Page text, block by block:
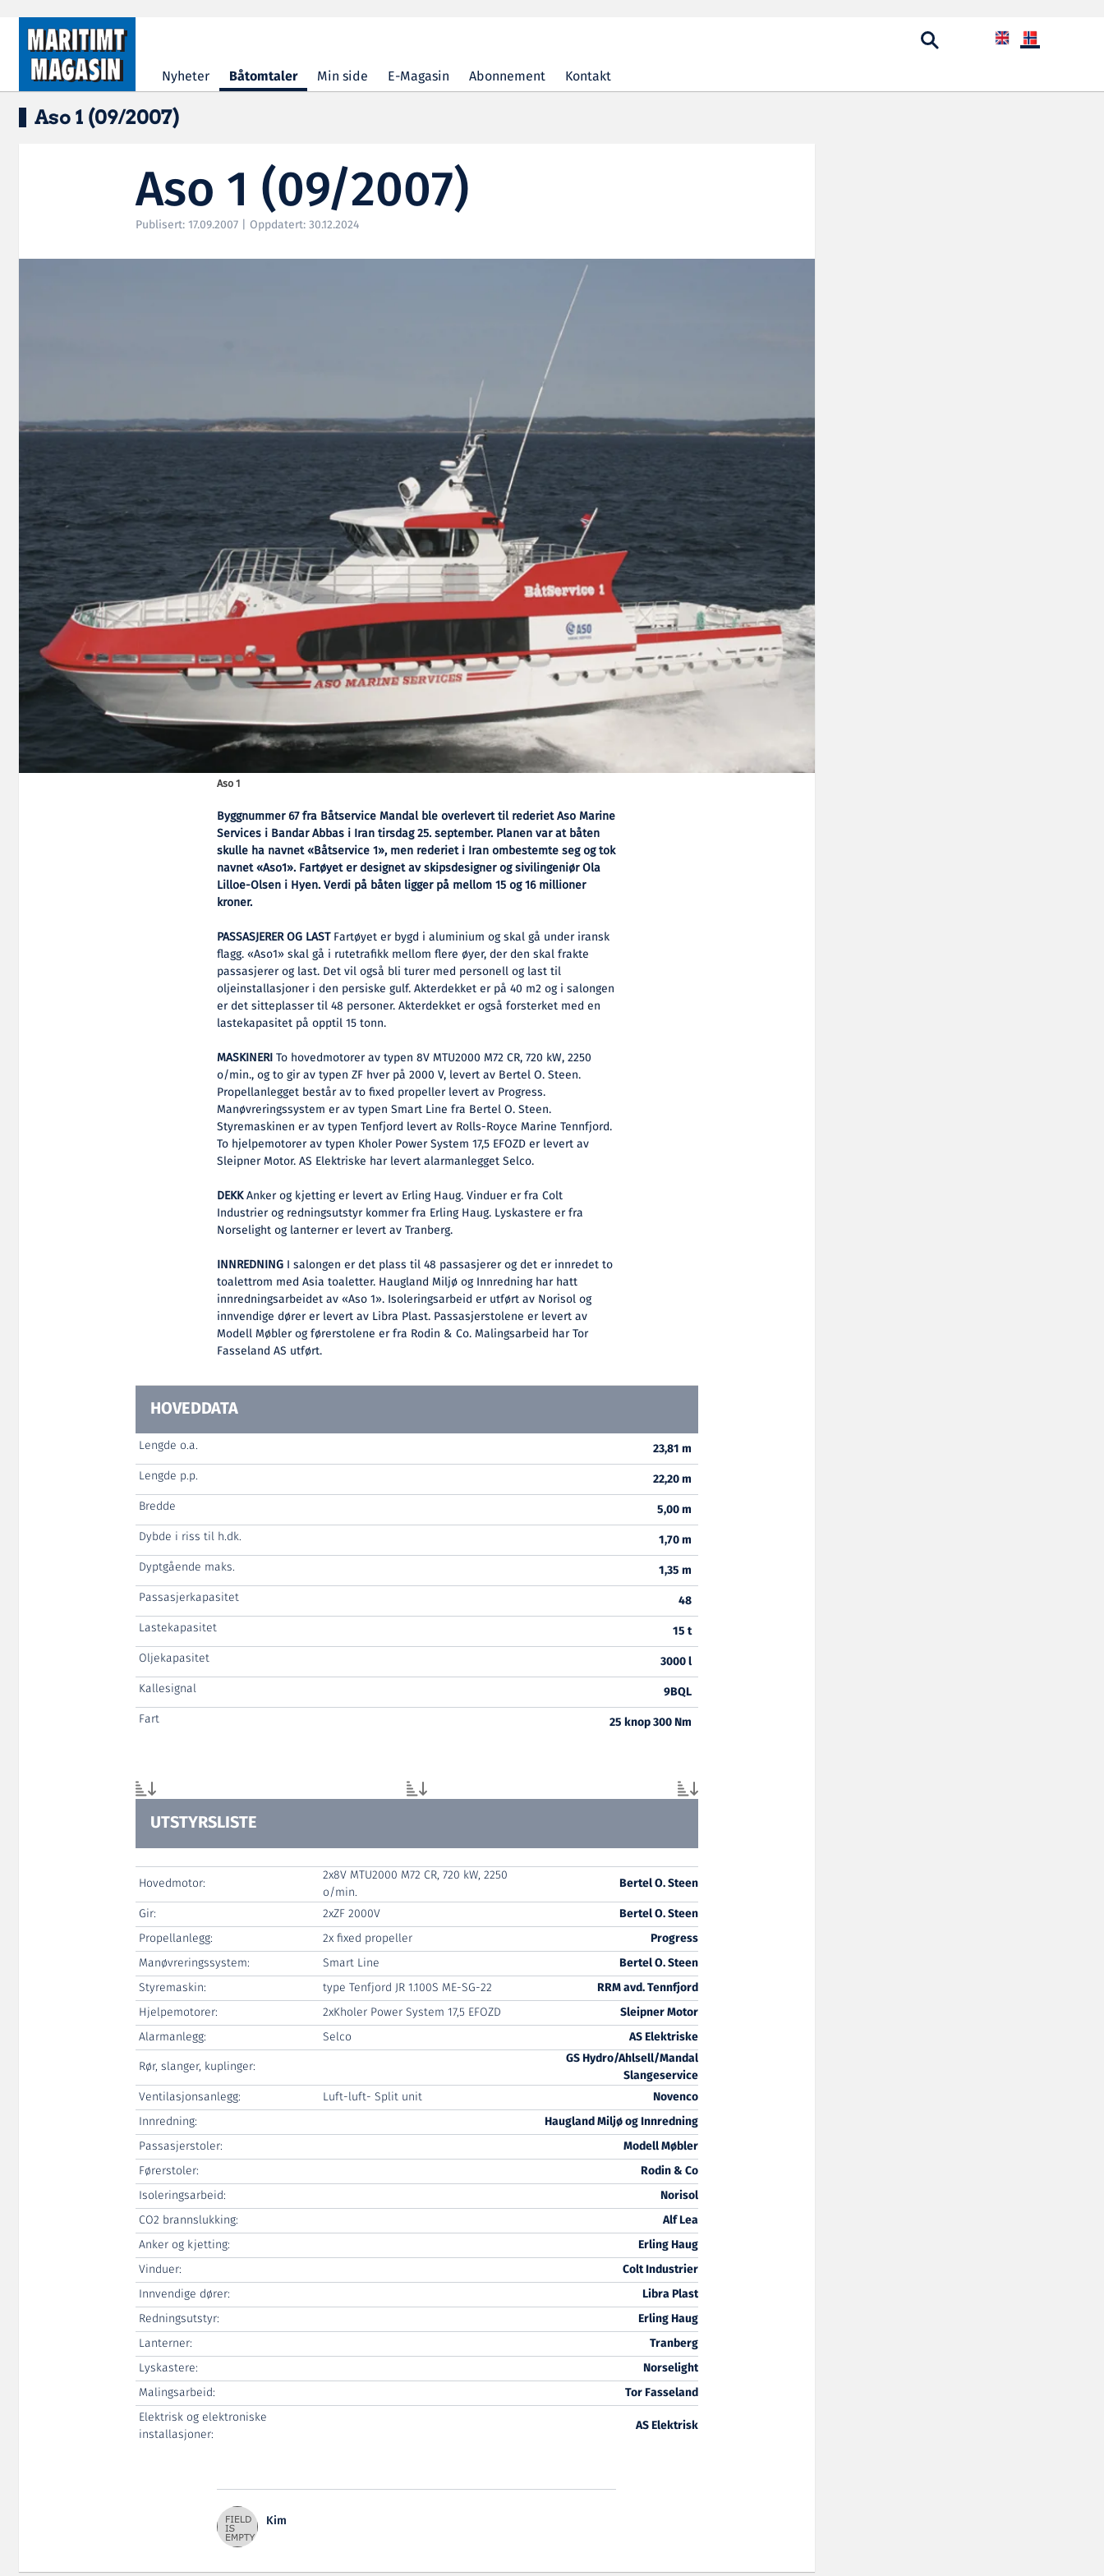
Hopp til hovedinnhold
Nyheter Båtomtaler Min side E-Magasin Abonnement Kontakt
Aso 1 (09/2007)
Aso 1 (09/2007)
Publisert: 17.09.2007 | Oppdatert: 30.12.2024
Aso 1
Byggnummer 67 fra Båtservice Mandal ble overlevert til rederiet Aso Marine
Services i Bandar Abbas i Iran tirsdag 25. september. Planen var at båten
skulle ha navnet «Båtservice 1», men rederiet i Iran ombestemte seg og tok
navnet «Aso1». Fartøyet er designet av skipsdesigner og sivilingeniør Ola
Lilloe-Olsen i Hyen. Verdi på båten ligger på mellom 15 og 16 millioner
kroner.
PASSASJERER OG LASTFartøyet er bygd i aluminium og skal gå under iransk
flagg. «Aso1» skal gå i rutetrafikk mellom flere øyer, der den skal frakte
passasjerer og last. Det vil også bli turer med personell og last til
oljeinstallasjoner i den persiske gulf. Akterdekket er på 40 m2 og i salongen
er det sitteplasser til 48 personer. Akterdekket er også forsterket med en
lastekapasitet på opptil 15 tonn.
MASKINERITo hovedmotorer av typen 8V MTU2000 M72 CR, 720 kW, 2250
o/min., og to gir av typen ZF hver på 2000 V, levert av Bertel O. Steen.
Propellanlegget består av to fixed propeller levert av Progress.
Manøvreringssystem er av typen Smart Line fra Bertel O. Steen.
Styremaskinen er av typen Tenfjord levert av Rolls-Royce Marine Tennfjord.
To hjelpemotorer av typen Kholer Power System 17,5 EFOZD er levert av
Sleipner Motor. AS Elektriske har levert alarmanlegget Selco.
DEKKAnker og kjetting er levert av Erling Haug. Vinduer er fra Colt
Industrier og redningsutstyr kommer fra Erling Haug. Lyskastere er fra
Norselight og lanterner er levert av Tranberg.
INNREDNING I salongen er det plass til 48 passasjerer og det er innredet to
toalettrom med Asia toaletter. Haugland Miljø og Innredning har hatt
innredningsarbeidet av «Aso 1». Isoleringsarbeid er utført av Norisol og
innvendige dører er levert av Libra Plast. Passasjerstolene er levert av
Modell Møbler og førerstolene er fra Rodin & Co. Malingsarbeid har Tor
Fasseland AS utført.
HOVEDDATA
Lengde o.a.
23,81 m
Lengde p.p.
22,20 m
Bredde
5,00 m
Dybde i riss til h.dk.
1,70 m
Dyptgående maks.
1,35 m
Passasjerkapasitet
48
Lastekapasitet
15 t
Oljekapasitet
3000 l
Kallesignal
9BQL
Fart
25 knop 300 Nm
UTSTYRSLISTE
Hovedmotor:
2x8V MTU2000 M72 CR, 720 kW, 2250
o/min.
Bertel O. Steen
Gir:
2xZF 2000V
Bertel O. Steen
Propellanlegg:
2x fixed propeller
Progress
Manøvreringssystem:
Smart Line
Bertel O. Steen
Styremaskin:
type Tenfjord JR 1.100S ME-SG-22
RRM avd. Tennfjord
Hjelpemotorer:
2xKholer Power System 17,5 EFOZD
Sleipner Motor
Alarmanlegg:
Selco
AS Elektriske
Rør, slanger, kuplinger:
GS Hydro/Ahlsell/Mandal
Slangeservice
Ventilasjonsanlegg:
Luft-luft- Split unit
Novenco
Innredning:
Haugland Miljø og Innredning
Passasjerstoler:
Modell Møbler
Førerstoler:
Rodin & Co
Isoleringsarbeid:
Norisol
CO2 brannslukking:
Alf Lea
Anker og kjetting:
Erling Haug
Vinduer:
Colt Industrier
Innvendige dører:
Libra Plast
Redningsutstyr:
Erling Haug
Lanterner:
Tranberg
Lyskastere:
Norselight
Malingsarbeid:
Tor Fasseland
Elektrisk og elektroniske
installasjoner:
AS Elektrisk
Kim